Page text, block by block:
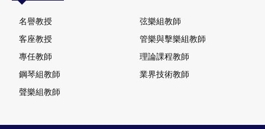
名譽教授
客座教授
專任教師
鋼琴組教師
聲樂組教師
弦樂組教師
管樂與擊樂組教師
理論課程教師
業界技術教師